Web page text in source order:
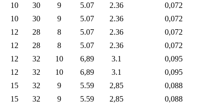
10 30 9 5.07 2.36
0,072
10
30 9 5.07 2.36
0,072
12
28 8 5.07 2.36
0,072
12
28 8 5.07 2.36
0,072
12
32 10 6,89 3.1
0,095
12
32 10 6,89 3.1
0,095
15
32 9 5.59 2,85
0,088
15
32 9 5.59 2,85
0,088